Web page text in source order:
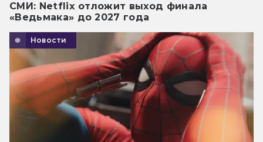
СМИ: Netflix отложит выход финала
«Ведьмака» до 2027 года
Новости